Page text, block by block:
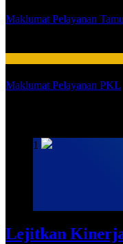
Maklumat Pelayanan Tamu
Maklumat Pelayanan PKL
1
Lejitkan